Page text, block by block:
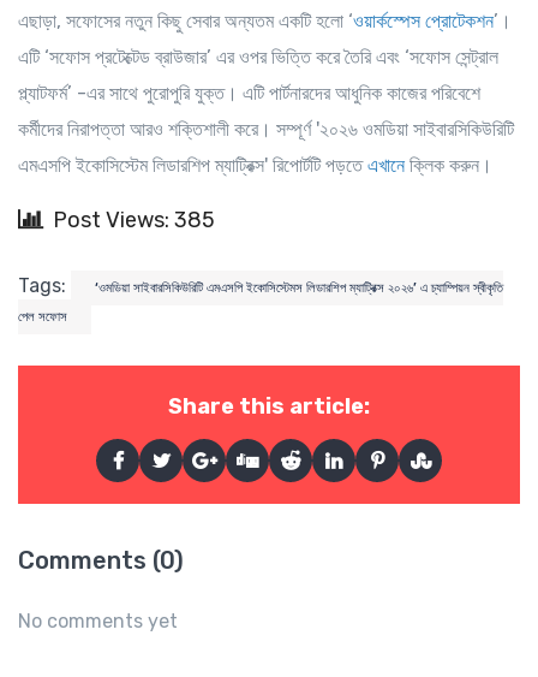
এছাড়া, সফোসের নতুন কিছু সেবার অন্যতম একটি হলো ‘ওয়ার্কস্পেস প্রোটেকশন’।
এটি ‘সফোস প্রটেক্টেড ব্রাউজার’ এর ওপর ভিত্তি করে তৈরি এবং ‘সফোস সেন্ট্রাল
প্ল্যাটফর্ম’ -এর সাথে পুরোপুরি যুক্ত। এটি পার্টনারদের আধুনিক কাজের পরিবেশে
কর্মীদের নিরাপত্তা আরও শক্তিশালী করে। সম্পূর্ণ '২০২৬ ওমডিয়া সাইবারসিকিউরিটি
এমএসপি ইকোসিস্টেম লিডারশিপ ম্যাট্রিক্স' রিপোর্টটি পড়তেএখানে ক্লিক করুন।
Post Views: 385
Tags:
‘ওমডিয়া সাইবারসিকিউরিটি এমএসপি ইকোসিস্টেমস লিডারশিপ ম্যাট্রিক্স ২০২৬’ এ চ্যাম্পিয়ন স্বীকৃতি
পেল সফোস
Share this article:
Comments (0)
No comments yet